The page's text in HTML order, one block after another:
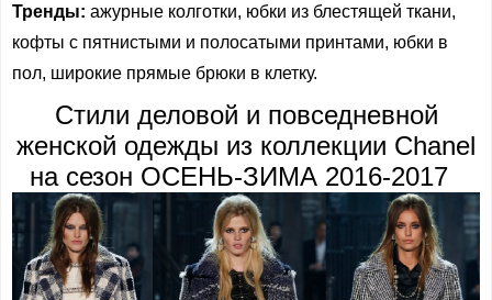
Тренды: ажурные колготки, юбки из блестящей ткани,
кофты с пятнистыми и полосатыми принтами, юбки в
пол, широкие прямые брюки в клетку.
Стили деловой и повседневной
женской одежды из коллекции Chanel
на сезон ОСЕНЬ-ЗИМА 2016-2017